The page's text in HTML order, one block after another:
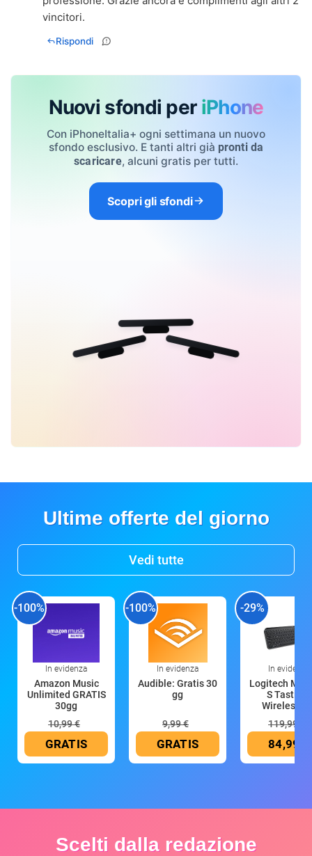
vincitori.
Rispondi
Nuovi sfondi per iPhone
Con iPhoneItalia+ ogni settimana un nuovo
sfondo esclusivo. E tanti altri già pronti da
scaricare, alcuni gratis per tutti.
Scopri gli sfondi
Ultime offerte del giorno
Vedi tutte
-100%
In evidenza
Amazon Music
Unlimited GRATIS
30gg
10,99 €
GRATIS
-100%
In evidenza
Audible: Gratis 30
gg
9,99 €
GRATIS
-29%
In evidenza
Logitech MX
S Tastiera
Wireless
119,99 €
84,99 €
Scelti dalla redazione